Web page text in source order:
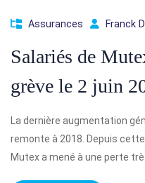
Assurances Franck
Salariés de
grève le 2 juin
La dernière augmentation
remonte à 2018. Depuis
Mutex a mené à une perte